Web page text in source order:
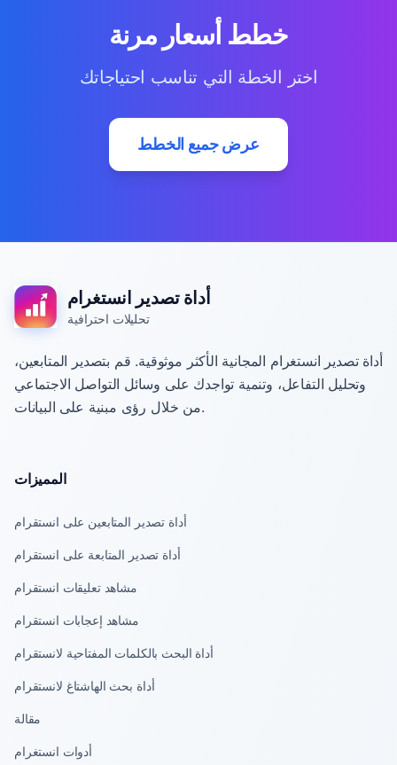
خطط أسعار مرنة
اختر الخطة التي تناسب احتياجاتك
عرض جميع الخطط
أداة تصدير انستغرام
تحليلات احترافية
أداة تصدير انستغرام المجانية الأكثر موثوقية. قم بتصدير المتابعين،
وتحليل التفاعل، وتنمية تواجدك على وسائل التواصل الاجتماعي
من خلال رؤى مبنية على البيانات.
المميزات
أداة تصدير المتابعين على انستقرام
أداة تصدير المتابعة على انستقرام
مشاهد تعليقات انستقرام
مشاهد إعجابات انستقرام
أداة البحث بالكلمات المفتاحية لانستقرام
أداة بحث الهاشتاغ لانستقرام
مقالة
أدوات انستغرام